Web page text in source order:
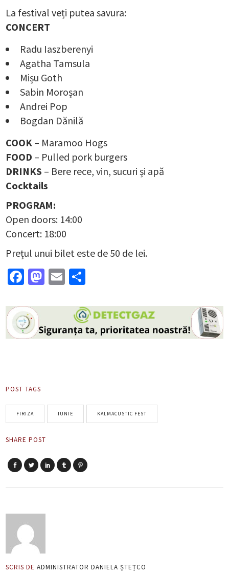
La festival veți putea savura:
CONCERT
Radu Iaszberenyi
Agatha Tamsula
Mișu Goth
Sabin Moroșan
Andrei Pop
Bogdan Dănilă
COOK – Maramoo Hogs
FOOD – Pulled pork burgers
DRINKS – Bere rece, vin, sucuri și apă
Cocktails
PROGRAM:
Open doors: 14:00
Concert: 18:00
Prețul unui bilet este de 50 de lei.
Facebook
Mastodon
Email
POST TAGS
FIRIZA IUNIE KALMACUSTIC FEST
SHARE POST
SCRIS DE ADMINISTRATOR DANIELA ȘTEȚCO